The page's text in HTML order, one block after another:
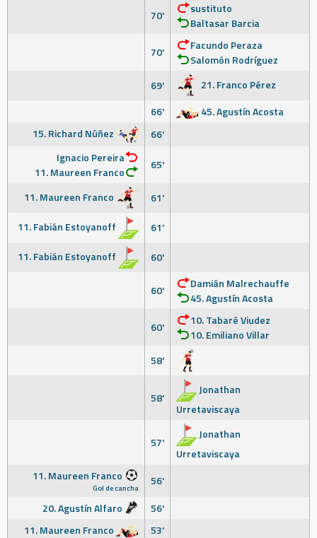
70'
sustituto
Baltasar Barcia
70'
Facundo Peraza
Salomón Rodríguez
69'
21. Franco Pérez
66'
45. Agustín Acosta
15. Richard Núñez
66'
Ignacio Pereira
11. Maureen Franco
65'
11. Maureen Franco
61'
11. Fabián Estoyanoff
61'
11. Fabián Estoyanoff
60'
60'
Damián Malrechauffe
45. Agustín Acosta
60'
10. Tabaré Viudez
10. Emiliano Villar
58'
58'
Jonathan
Urretaviscaya
57'
Jonathan
Urretaviscaya
11. Maureen Franco
Gol de cancha
56'
20. Agustín Alfaro
56'
11. Maureen Franco
53'